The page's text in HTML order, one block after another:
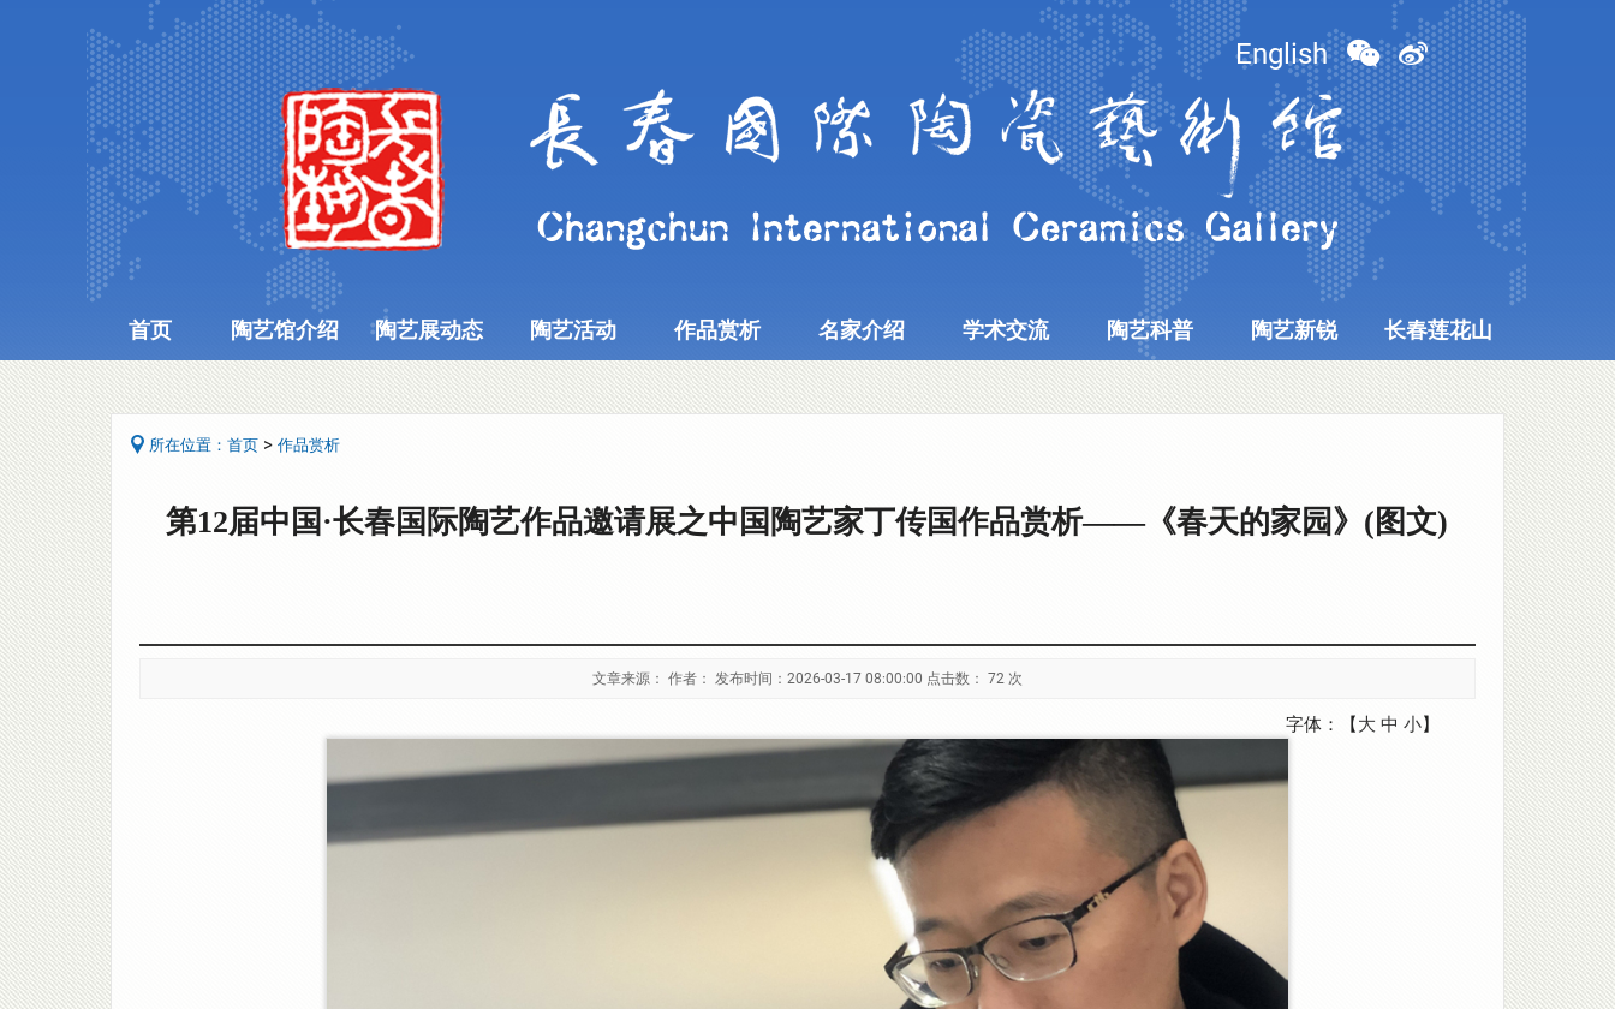
English
首页 陶艺馆介绍 陶艺展动态 陶艺活动 作品赏析 名家介绍 学术交流 陶艺科普 陶艺新锐 长春莲花山
所在位置： 首页 > 作品赏析
第12届中国·长春国际陶艺作品邀请展之中国陶艺家丁传国作品赏析——《春天的家园》(图文)
文章来源： 作者： 发布时间：2026-03-17 08:00:00 点击数： 72 次
字体：【大 中 小】